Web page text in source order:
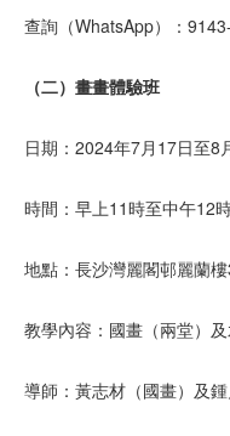
查詢（WhatsApp）：
（二）畫畫體驗班
日期：2024年7月17日至8
時間：早上11時至中午12
地點：長沙灣麗閣邨麗蘭
教學內容：國畫（兩堂）及
導師：黃志材（國畫）及鍾